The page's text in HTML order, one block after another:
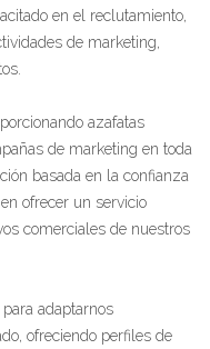
en el reclutamiento,
de marketing,
azafatas
de marketing en toda
basada en la confianza
ofrecer un servicio
comerciales de nuestros
adaptarnos
ofreciendo perfiles de